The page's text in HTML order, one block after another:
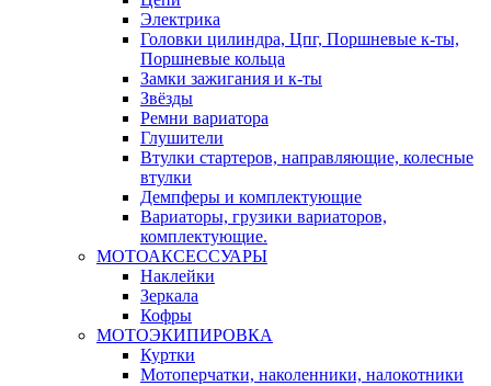
Электрика
Головки цилиндра, Цпг, Поршневые к-ты,
Поршневые кольца
Замки зажигания и к-ты
Звёзды
Ремни вариатора
Глушители
Втулки стартеров, направляющие, колесные
втулки
Демпферы и комплектующие
Вариаторы, грузики вариаторов,
комплектующие.
МОТОАКСЕССУАРЫ
Наклейки
Зеркала
Кофры
МОТОЭКИПИРОВКА
Куртки
Мотоперчатки, наколенники, налокотники